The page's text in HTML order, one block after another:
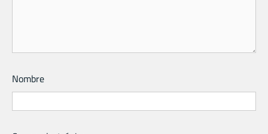
Nombre